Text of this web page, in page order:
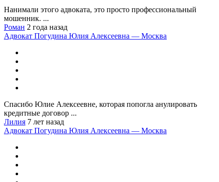
Нанимали этого адвоката, это просто профессиональный
мошенник. ...
Роман 2 года назад
Адвокат Погудина Юлия Алексеевна — Москва
Спасибо Юлие Алексеевне, которая попогла анулировать
кредитные договор ...
Лилия 7 лет назад
Адвокат Погудина Юлия Алексеевна — Москва